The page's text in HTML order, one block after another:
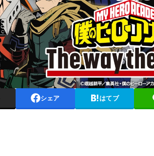
シェア はてブ